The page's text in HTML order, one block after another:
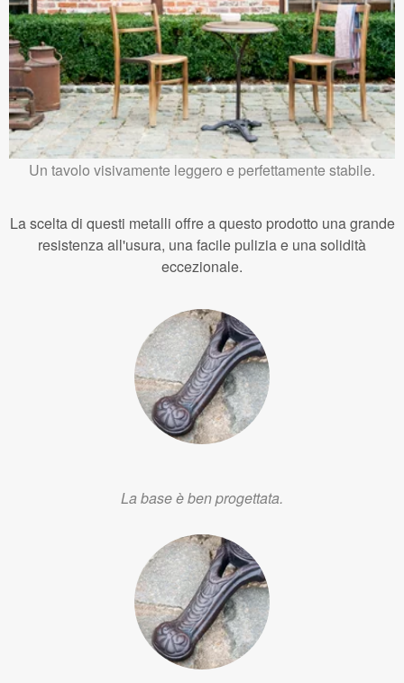
Un tavolo visivamente leggero e perfettamente stabile.
La scelta di questi metalli offre a questo prodotto una grande
resistenza all'usura, una facile pulizia e una solidità
eccezionale.
La base è ben progettata.